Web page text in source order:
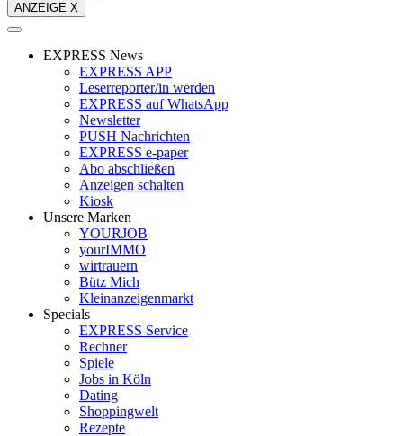
ANZEIGE X
EXPRESS News
EXPRESS APP
Leserreporter/in werden
EXPRESS auf WhatsApp
Newsletter
PUSH Nachrichten
EXPRESS e-paper
Abo abschließen
Anzeigen schalten
Kiosk
Unsere Marken
YOURJOB
yourIMMO
wirtrauern
Bütz Mich
Kleinanzeigenmarkt
Specials
EXPRESS Service
Rechner
Spiele
Jobs in Köln
Dating
Shoppingwelt
Rezepte